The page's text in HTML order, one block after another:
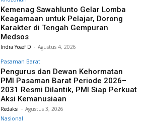
Kemenag Sawahlunto Gelar Lomba
Keagamaan untuk Pelajar, Dorong
Karakter di Tengah Gempuran
Medsos
Indra Yosef D - Agustus 4, 2026
Pasaman Barat
Pengurus dan Dewan Kehormatan
PMI Pasaman Barat Periode 2026–
2031 Resmi Dilantik, PMI Siap Perkuat
Aksi Kemanusiaan
Redaksi - Agustus 3, 2026
Nasional